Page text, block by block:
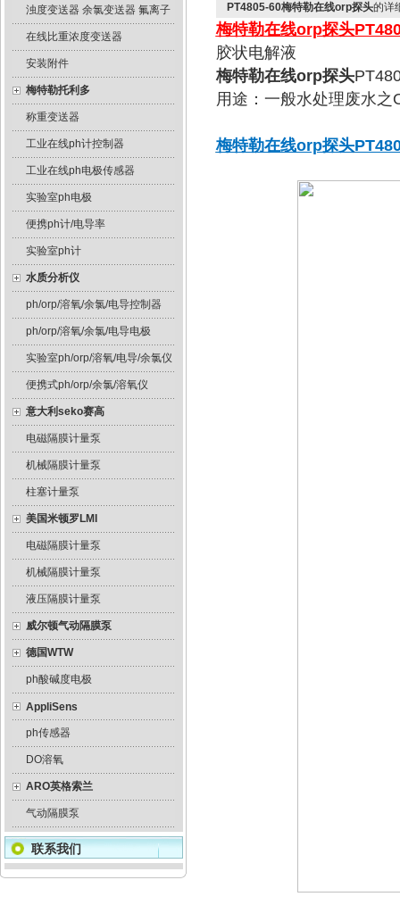
浊度变送器 余氯变送器 氟离子
在线比重浓度变送器
安装附件
梅特勒托利多
称重变送器
工业在线ph计控制器
工业在线ph电极传感器
实验室ph电极
便携ph计/电导率
实验室ph计
水质分析仪
ph/orp/溶氧/余氯/电导控制器
ph/orp/溶氧/余氯/电导电极
实验室ph/orp/溶氧/电导/余氯仪
便携式ph/orp/余氯/溶氧仪
意大利seko赛高
电磁隔膜计量泵
机械隔膜计量泵
柱塞计量泵
美国米顿罗LMI
电磁隔膜计量泵
机械隔膜计量泵
液压隔膜计量泵
威尔顿气动隔膜泵
德国WTW
ph酸碱度电极
AppliSens
ph传感器
DO溶氧
ARO英格索兰
气动隔膜泵
联系我们
PT4805-60梅特勒在线orp探头的详
梅特勒在线orp探头
胶状电解液
梅特勒在线orp探头
用途：一般水处理废水之
梅特勒在线orp探头